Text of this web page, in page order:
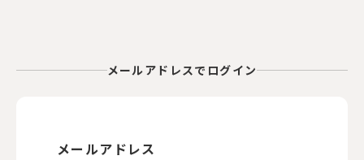
メールアドレスでログイン
メールアドレス